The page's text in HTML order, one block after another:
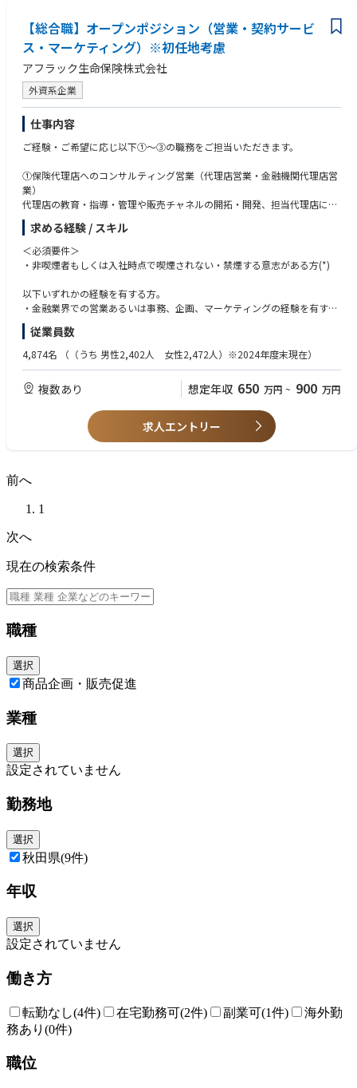
【総合職】オープンポジション（営業・契約サービ
ス・マーケティング）※初任地考慮
アフラック生命保険株式会社
外資系企業
仕事内容
ご経験・ご希望に応じ以下①～③の職務をご担当いただきます。
①保険代理店へのコンサルティング営業（代理店営業・金融機関代理店営
業）
代理店の教育・指導・管理や販売チャネルの開拓・開発、担当代理店にお
ける個人情報管理の強化に関する対策の実施、募集管理業務を担っていた
だきます。
②保険事務/企画スタッフ（契約サービス部）
保険契約に関わる入口（契約の引き受け）から出口（保険金支払い）まで
の諸手続きの実務から将来的には事務企画などに携わっていただきます。
・保険申込みの承諾に関する業務（契約部）
・保険契約（第一分野・第三分野）の引受可否判断業務（契約審査部）
・保険契約の名義変更や保障変更など契約保全業務（契約保全部）
・保険料の請求および収納に関する業務（料金部）
・契約管理事務・サービス・基盤に関わる企画および調整業務等、契約サ
ビスデザイン部）
※契約管理に関わる事務を担当する部門を契約サービス部門と呼んでおり
③マーケティングスタッフ（マーケティング部）
■マーケティングサポートスタッフ（パンフレットやDMなどの資材作
■代理店管理スタッフ（代理店支援に関わる企画立案等）
＝＝＝＝＝＝＝＝＝＝＝＝＝＝＝＝＝＝＝＝＝＝＝＝＝＝
【人材マネジメント制度改革について】
2024年をゴールとした中期経営戦略を策定し、5つの戦略を実行すること
で「生きる」を作るリーディングカンパニーへの飛躍を目指します。
1、多様な人財の力を引き出す人材マネジメント
2、「生きる」を作るエコシステム戦略
3、持続的成長に向けたファイナンス戦略
4、ステークホルダーへ新たな価値を提供するデジタルトランスフォーメ
ーションとアジャイル戦略
その中でも更なるアフラックの成長の為には「人材が活躍する事」を重要
視しており、以下の様なスローガンを掲げております。
＜スローガン＞
「多様な人財が自律的に働き、強みを活かし、最大限に力を発揮しなが
＜具体的な取り組み＞
■AflacCafé
希望する自己啓発セミナーへの参加をはじめ、通信教育やビジネススクー
ルの受講料やセミナーや業務に関連する各種試験の受験料などを、年間5
■キャリア開発計画書（CDP*）
意欲があり、希望する社員は、職務記述書をベースに「キャリア開発計画
支援します。
■海外、国内留学制度
国内外の大学院へ最大2年間の留学を通じて、次世代のアフラックの経営
を担うための高度な能力を修得、その能力発揮を期待する制度です。
求める経験 / スキル
＜必須要件＞
・非喫煙者もしくは入社時点で喫煙されない・禁煙する意志がある方(*)
以下いずれかの経験を有する方。
・金融業界での営業あるいは事務、企画、マーケティングの経験を有する
方
・業界問わずマーケティングの経験を有する方
・広告代理店あるいは事業会社での広告宣伝部での経験を有する方
＜歓迎要件＞
以下いずれかの経験を有する方。
・金融業界での実務経験
・法人営業の実務経験
・生保業界/損保業界での代理店営業の経験
よりも社員の健康維持・増進のために、「2028年までに社員の喫煙率を
す。上記背景より入社時点で非喫煙者であることを募集要項に記載してい
従業員数
4,874名 （（うち 男性2,402人 女性2,472人）※2024年度末現在）
複数あり 想定年収 650 万円 ~ 900 万円
求人エントリー
前へ
1
次へ
現在の検索条件
職種
選択
商品企画・販売促進
業種
選択
設定されていません
勤務地
選択
秋田県(9件)
年収
選択
設定されていません
働き方
転勤なし(4件) 在宅勤務可(2件) 副業可(1件)
海外勤
務あり (0件)
職位